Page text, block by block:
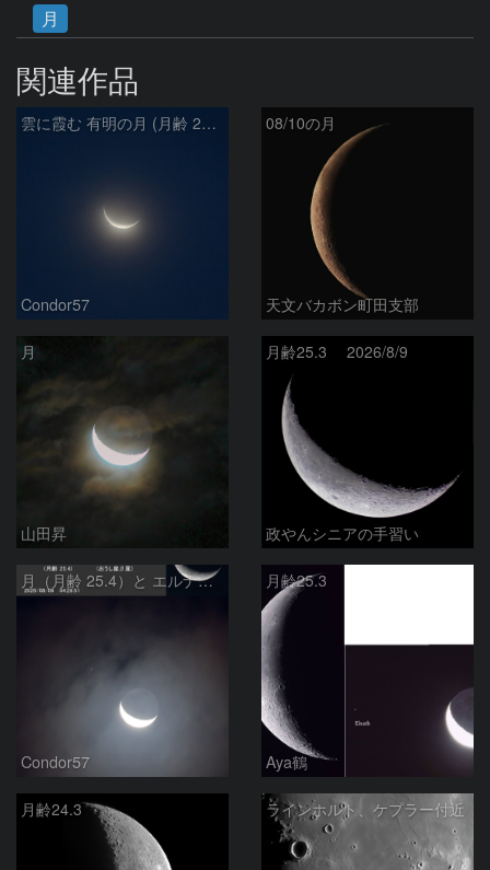
月
関連作品
雲に霞む 有明の月 (月齢 26.4)
Condor57
08/10の月
天文バカボン町田支部
月
山田昇
月齢25.3 2026/8/9
政やんシニアの手習い
月（月齢 25.4）と エルナト（おうし座β星）
Condor57
月齢25.3
Aya鶴
月齢24.3 ラインホルト、ケプラー付近